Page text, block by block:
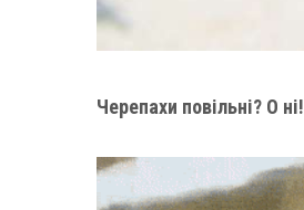
Черепахи повільні? О ні!